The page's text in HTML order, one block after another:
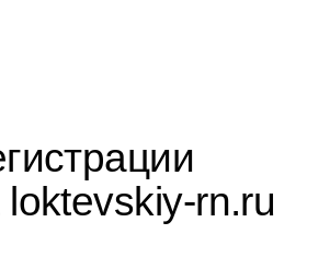
rn.ru